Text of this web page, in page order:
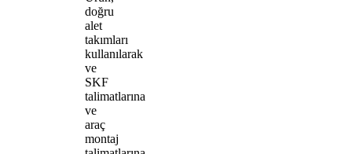
doğru
alet
takımları
kullanılarak
ve
SKF
talimatlarına
ve
araç
montaj